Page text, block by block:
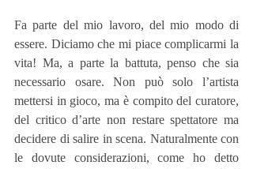
Fa parte del mio lavoro, del mio modo di
essere. Diciamo che mi piace complicarmi la
vita! Ma, a parte la battuta, penso che sia
necessario osare. Non può solo l’artista
mettersi in gioco, ma è compito del curatore,
del critico d’arte non restare spettatore ma
decidere di salire in scena. Naturalmente con
le dovute considerazioni, come ho detto